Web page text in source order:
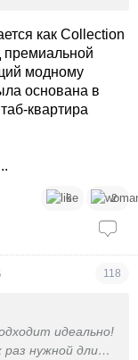
то у меня
включая штук 5
И вот самое
брендов
такое себе(
и кашемир, но
качество
под одежду
году начали
- вообще
на мой взгляд,
как Collection
модному
основана в
квартира
6 2
118
идеально!
нужной длины